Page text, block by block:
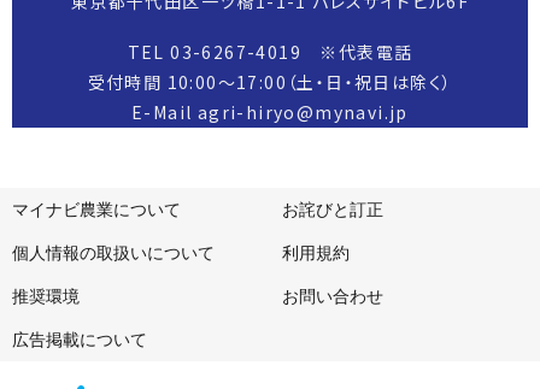
TEL 03-6267-4019 ※代表電話
受付時間 10:00～17:00（土・日・祝日は除く）
E-Mail agri-hiryo@mynavi.jp
マイナビ農業について お詫びと訂正
個人情報の取扱いについて 利用規約
推奨環境 お問い合わせ
広告掲載について